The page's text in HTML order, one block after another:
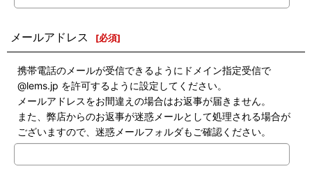
メールアドレス [必須]
携帯電話のメールが受信できるようにドメイン指定受信で
@lems.jp を許可するように設定してください。
メールアドレスをお間違えの場合はお返事が届きません。
また、弊店からのお返事が迷惑メールとして処理される場合が
ございますので、迷惑メールフォルダもご確認ください。